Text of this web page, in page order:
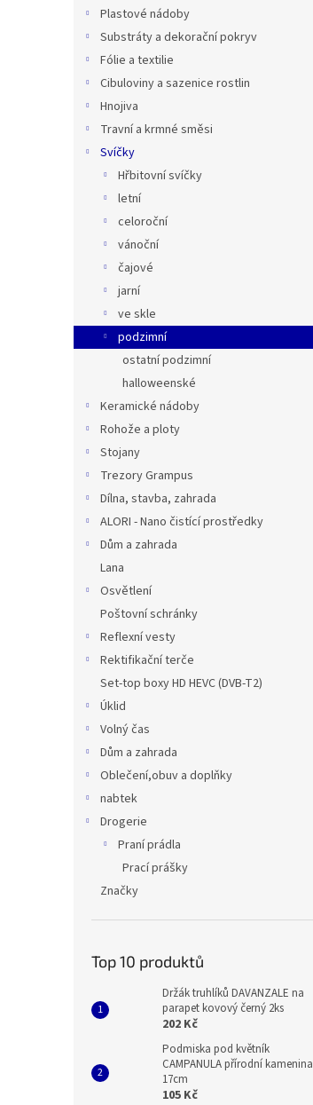
Plastové nádoby
Substráty a dekorační pokryv
Fólie a textilie
Cibuloviny a sazenice rostlin
Hnojiva
Travní a krmné směsi
Svíčky
Hřbitovní svíčky
letní
celoroční
vánoční
čajové
jarní
ve skle
podzimní
ostatní podzimní
halloweenské
Keramické nádoby
Rohože a ploty
Stojany
Trezory Grampus
Dílna, stavba, zahrada
ALORI - Nano čistící prostředky
Dům a zahrada
Lana
Osvětlení
Poštovní schránky
Reflexní vesty
Rektifikační terče
Set-top boxy HD HEVC (DVB-T2)
Úklid
Volný čas
Dům a zahrada
Oblečení,obuv a doplňky
nabtek
Drogerie
Praní prádla
Prací prášky
Značky
Top 10 produktů
Držák truhlíků DAVANZALE na
parapet kovový černý 2ks
202 Kč
Podmiska pod květník
CAMPANULA přírodní kamenina
17cm
105 Kč